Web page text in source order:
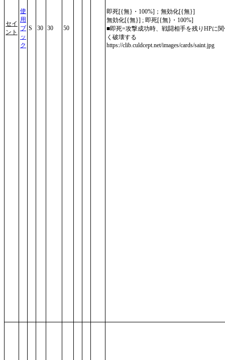
セイ
ント
使
用
ブ
ッ
ク
S 30 30 50
即死[{無}・100%]；無効化[{無}]
無効化[{無}] ; 即死[{無}・100%]
■即死=攻撃成功時、戦闘相手を残りHPに
く破壊する
https://clib.culdcept.net/images/cards/saint.jpg